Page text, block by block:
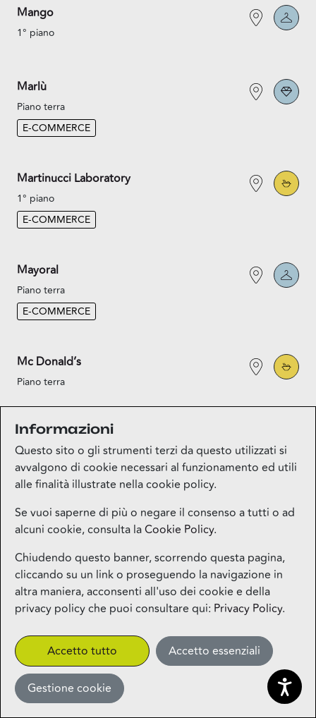
Mango
1° piano
Marlù
Piano terra
E-COMMERCE
Martinucci Laboratory
1° piano
E-COMMERCE
Mayoral
Piano terra
E-COMMERCE
Mc Donald’s
Piano terra
Medi-market
Piano terra
Mila Beauty Lounge
Piano terra
Milos – Greek Food – Coming
Soon
1° piano
CLICK&COLLECT
Miniso
Informazioni
Questo sito o gli strumenti terzi da questo utilizzati si
avvalgono di cookie necessari al funzionamento ed utili
alle finalità illustrate nella cookie policy.
Se vuoi saperne di più o negare il consenso a tutti o ad
alcuni cookie, consulta laCookie Policy.
Chiudendo questo banner, scorrendo questa pagina,
cliccando su un link o proseguendo la navigazione in
altra maniera, acconsenti all'uso dei cookie e della
privacy policy che puoi consultare qui: Privacy Policy.
Accetto tutto Accetto essenziali
Gestione cookie